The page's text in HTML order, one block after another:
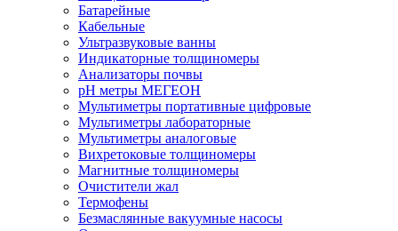
Батарейные
Кабельные
Ультразвуковые ванны
Индикаторные толщиномеры
Анализаторы почвы
рН метры МЕГЕОН
Мультиметры портативные цифровые
Мультиметры лабораторные
Мультиметры аналоговые
Вихретоковые толщиномеры
Магнитные толщиномеры
Очистители жал
Термофены
Безмаслянные вакуумные насосы